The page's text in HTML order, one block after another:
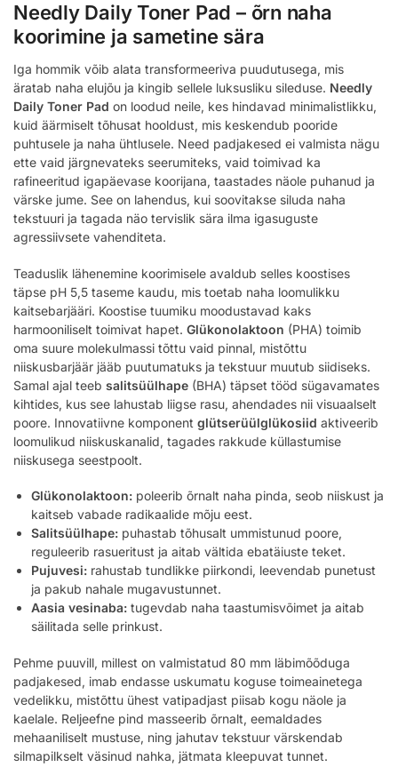
Needly Daily Toner Pad – õrn naha
koorimine ja sametine sära
Iga hommik võib alata transformeeriva puudutusega, mis
äratab naha elujõu ja kingib sellele luksusliku sileduse. Needly
Daily Toner Pad on loodud neile, kes hindavad minimalistlikku,
kuid äärmiselt tõhusat hooldust, mis keskendub pooride
puhtusele ja naha ühtlusele. Need padjakesed ei valmista nägu
ette vaid järgnevateks seerumiteks, vaid toimivad ka
rafineeritud igapäevase koorijana, taastades näole puhanud ja
värske jume. See on lahendus, kui soovitakse siluda naha
tekstuuri ja tagada näo tervislik sära ilma igasuguste
agressiivsete vahenditeta.
Teaduslik lähenemine koorimisele avaldub selles koostises
täpse pH 5,5 taseme kaudu, mis toetab naha loomulikku
kaitsebarjääri. Koostise tuumiku moodustavad kaks
harmooniliselt toimivat hapet. Glükonolaktoon (PHA) toimib
oma suure molekulmassi tõttu vaid pinnal, mistõttu
niiskusbarjäär jääb puutumatuks ja tekstuur muutub siidiseks.
Samal ajal teeb salitsüülhape (BHA) täpset tööd sügavamates
kihtides, kus see lahustab liigse rasu, ahendades nii visuaalselt
poore. Innovatiivne komponent glütserüülglükosiid aktiveerib
loomulikud niiskuskanalid, tagades rakkude küllastumise
niiskusega seestpoolt.
Glükonolaktoon: poleerib õrnalt naha pinda, seob niiskust ja
kaitseb vabade radikaalide mõju eest.
Salitsüülhape: puhastab tõhusalt ummistunud poore,
reguleerib rasueritust ja aitab vältida ebatäiuste teket.
Pujuvesi: rahustab tundlikke piirkondi, leevendab punetust
ja pakub nahale mugavustunnet.
Aasia vesinaba: tugevdab naha taastumisvõimet ja aitab
säilitada selle prinkust.
Pehme puuvill, millest on valmistatud 80 mm läbimõõduga
padjakesed, imab endasse uskumatu koguse toimeainetega
vedelikku, mistõttu ühest vatipadjast piisab kogu näole ja
kaelale. Reljeefne pind masseerib õrnalt, eemaldades
mehaaniliselt mustuse, ning jahutav tekstuur värskendab
silmapilkselt väsinud nahka, jätmata kleepuvat tunnet.